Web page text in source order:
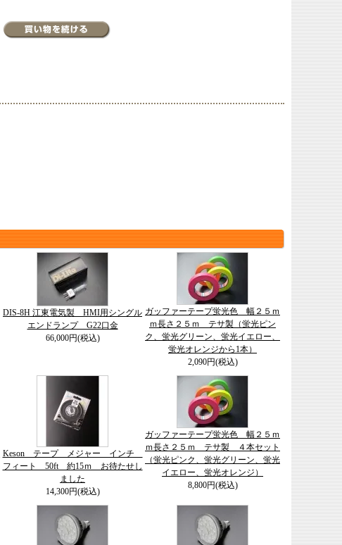
DIS-8H 江東電気製 HMI用シングル
エンドランプ G22口金
66,000円(税込)
ガッファーテープ蛍光色 幅２５ｍ
ｍ長さ２５ｍ テサ製（蛍光ピン
ク、蛍光グリーン、蛍光イエロー、
蛍光オレンジから1本）
2,090円(税込)
Keson テープ メジャー インチ
フィート 50ft 約15ｍ お待たせし
ました
14,300円(税込)
ガッファーテープ蛍光色 幅２５ｍ
ｍ長さ２５ｍ テサ製 ４本セット
（蛍光ピンク、蛍光グリーン、蛍光
イエロー、蛍光オレンジ）
8,800円(税込)